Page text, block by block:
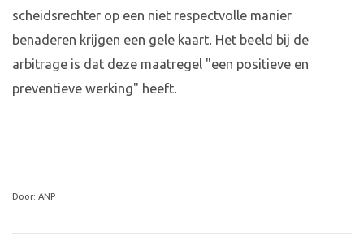
scheidsrechter op een niet respectvolle manier
benaderen krijgen een gele kaart. Het beeld bij de
arbitrage is dat deze maatregel "een positieve en
preventieve werking" heeft.
Door: ANP